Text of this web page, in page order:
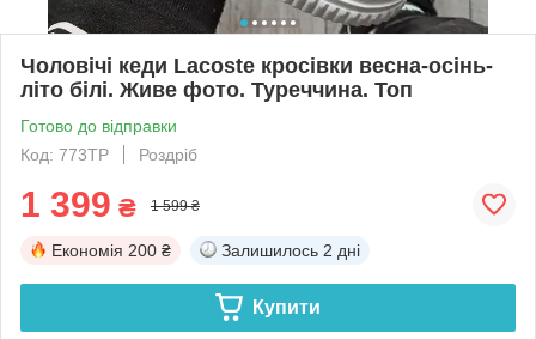
Чоловічі кеди Lacoste кросівки весна-осінь-
літо білі. Живе фото. Туреччина. Топ
Готово до відправки
Код: 773TP
Роздріб
1 399 ₴ 1 599 ₴
Економія 200 ₴ Залишилось 2 дні
Купити